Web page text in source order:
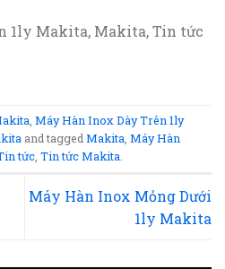
1ly Makita, Makita, Tin tức
,Máy Hàn Inox Dày Trên 1ly
and taggedMakita ,Máy Hàn
tức ,Tin tức Makita
Máy Hàn Inox Mỏng Dưới
1ly Makita